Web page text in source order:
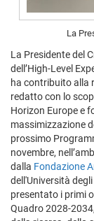
La
La Presidente del
dell’High-Level
ha contribuito alla
redatto con lo
Horizon Europe e
massimizzazione
prossimo
novembre,
dalla Fondazione
dell'Università
presentato i primi
Quadro 2028-